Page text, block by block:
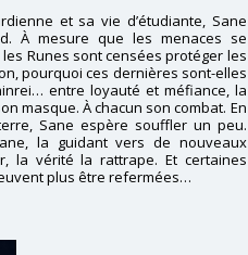
et sa vie d’étudiante, Sane
À mesure que les menaces se
Runes sont censées protéger les
pourquoi ces dernières sont-elles
entre loyauté et méfiance, la
masque. À chacun son combat. En
Sane espère souffler un peu.
la guidant vers de nouveaux
la vérité la rattrape. Et certaines
plus être refermées…